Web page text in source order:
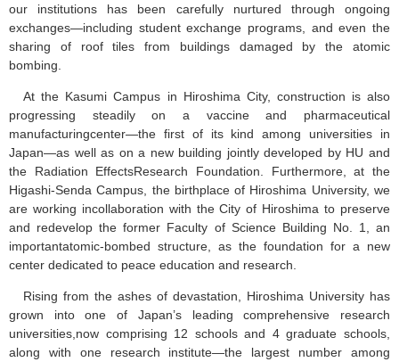
our institutions has been carefully nurtured through ongoing
exchanges—including student exchange programs, and even the
sharing of roof tiles from buildings damaged by the atomic
bombing.
At the Kasumi Campus in Hiroshima City, construction is also
progressing steadily on a vaccine and pharmaceutical
manufacturingcenter—the first of its kind among universities in
Japan—as well as on a new building jointly developed by HU and
the Radiation EffectsResearch Foundation. Furthermore, at the
Higashi-Senda Campus, the birthplace of Hiroshima University, we
are working incollaboration with the City of Hiroshima to preserve
and redevelop the former Faculty of Science Building No. 1, an
importantatomic-bombed structure, as the foundation for a new
center dedicated to peace education and research.
Rising from the ashes of devastation, Hiroshima University has
grown into one of Japan’s leading comprehensive research
universities,now comprising 12 schools and 4 graduate schools,
along with one research institute—the largest number among